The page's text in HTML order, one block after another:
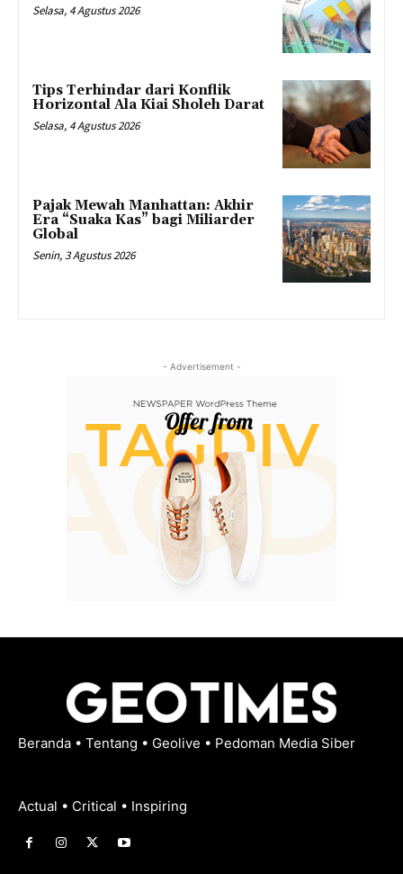
Selasa, 4 Agustus 2026
Tips Terhindar dari Konflik
Horizontal Ala Kiai Sholeh Darat
Selasa, 4 Agustus 2026
Pajak Mewah Manhattan: Akhir
Era “Suaka Kas” bagi Miliarder
Global
Senin, 3 Agustus 2026
- Advertisement -
Beranda • Tentang • Geolive • Pedoman Media Siber
Actual • Critical • Inspiring